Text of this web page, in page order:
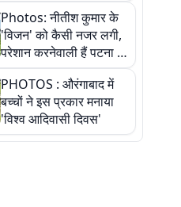
Photos: नीतीश कुमार के
'विजन' को कैसी नजर लगी,
परेशान करनेवाली हैं पटना में
गंगा घाट की ये 11 तस्वीरें
PHOTOS : औरंगाबाद में
बच्चों ने इस प्रकार मनाया
'विश्व आदिवासी दिवस'